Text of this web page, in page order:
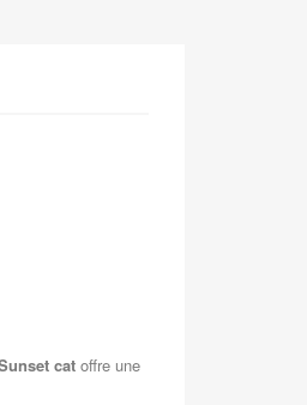
cat offre une